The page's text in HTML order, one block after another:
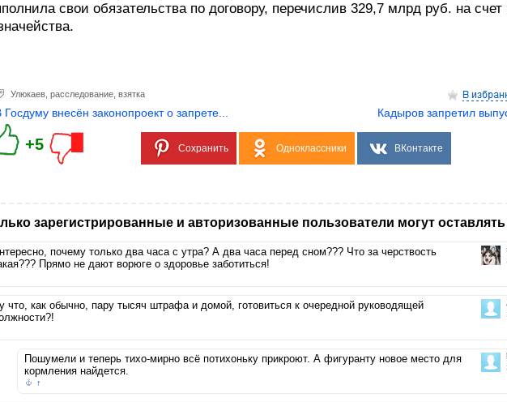
свои обязательства по договору, перечислив 329,7 млрд руб. на
Улюкаев расследование взятка
Госдуму внесён законопроект о запрете... Кадыров запретил
+5 Сохранить Одноклассники ВКонтакте
зарегистрированные и авторизованные пользователи могут
почему только два часа с утра? А два часа перед сном??? Что за черствость
Прямо не дают ворюге о здоровье заботиться!
что, как обычно, пару тысяч штрафа и домой, готовиться к очередной руководящей
Пошумели и теперь тихо-мирно всё потихоньку прикроют. А фигуранту новое место для
кормления найдется.
↑